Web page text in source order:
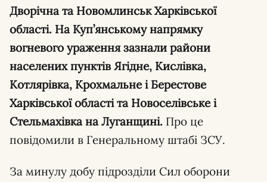
Дворічна та Новомлинськ Харківської
області. На Куп’янському напрямку
вогневого ураження зазнали райони
населених пунктів Ягідне, Кислівка,
Котлярівка, Крохмальне і Берестове
Харківської області та Новоселівське і
Стельмахівка на Луганщині. Про це
повідомили в Генеральному штабі ЗСУ.
За минулу добу підрозділи Сил оборони